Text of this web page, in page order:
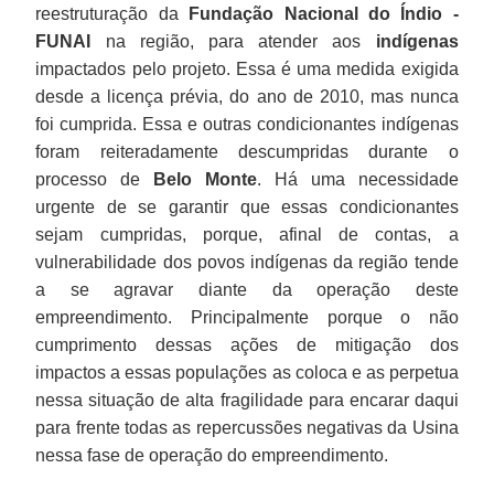
reestruturação da
Fundação Nacional do Índio -
FUNAI
na região, para atender aos indígenas
impactados pelo projeto. Essa é uma medida exigida
desde a licença prévia, do ano de 2010, mas nunca
foi cumprida. Essa e outras condicionantes indígenas
foram reiteradamente descumpridas durante o
processo de
Belo Monte. Há uma necessidade
urgente de se garantir que essas condicionantes
sejam cumpridas, porque, afinal de contas, a
vulnerabilidade dos povos indígenas da região tende
a se agravar diante da operação deste
empreendimento. Principalmente porque o não
cumprimento dessas ações de mitigação dos
impactos a essas populações as coloca e as perpetua
nessa situação de alta fragilidade para encarar daqui
para frente todas as repercussões negativas da Usina
nessa fase de operação do empreendimento.